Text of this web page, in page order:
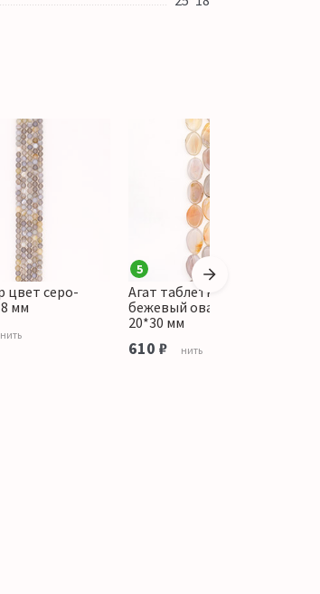
цвет серо-
мм
нить
5
Агат таблетка цвет
бежевый овальная витая
20*30 мм
610 ₽ нить